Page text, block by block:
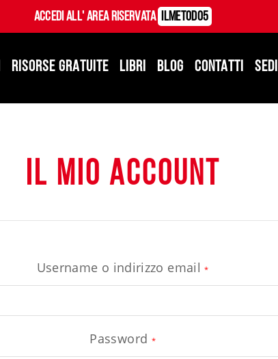
Accedi all' Area Riservata ILMetodo5
RISORSE GRATUITE LIBRI BLOG CONTATTI SEDI
Il Mio Account
Username o indirizzo email*
Password *